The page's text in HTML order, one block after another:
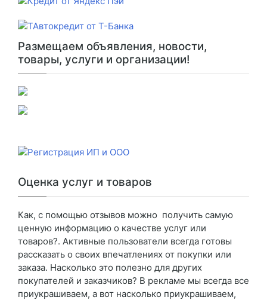
Размещаем объявления, новости,
товары, услуги и организации!
Оценка услуг и товаров
Как, с помощью отзывов можно получить самую
ценную информацию о качестве услуг или
товаров?. Активные пользователи всегда готовы
рассказать о своих впечатлениях от покупки или
заказа. Насколько это полезно для других
покупателей и заказчиков? В рекламе мы всегда все
приукрашиваем, а вот насколько приукрашиваем,